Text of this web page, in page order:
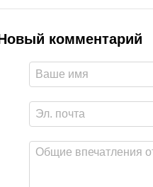
комментарий